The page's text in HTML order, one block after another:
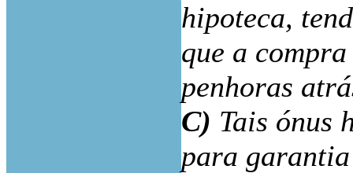
hipoteca,
que a
penhoras
C) Tais ónus
para